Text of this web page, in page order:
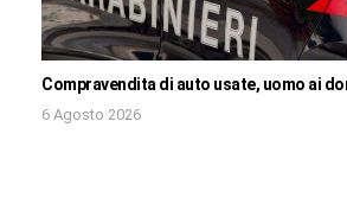
Compravendita di auto usate, uomo ai
6 Agosto 2026